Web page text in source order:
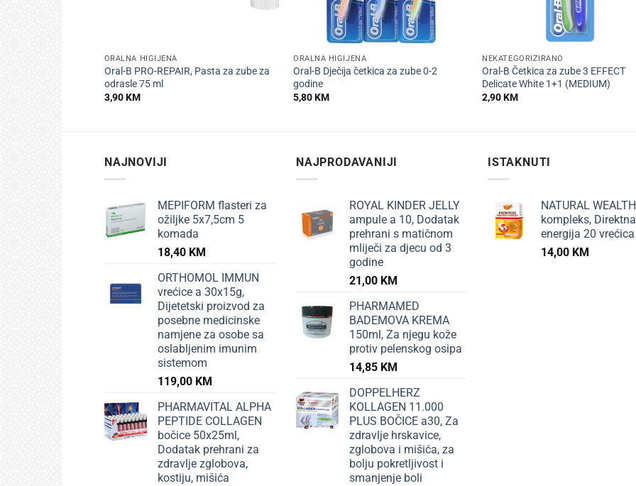
ORALNA HIGIJENA
Oral-B PRO-REPAIR, Pasta za zube za
odrasle 75 ml
3,90KM
ORALNA HIGIJENA
Oral-B Dječija četkica za zube 0-2
godine
5,80KM
NEKATEGORIZIRANO
Oral-B Četkica za zube 3 EFFECT
Delicate White 1+1 (MEDIUM)
2,90KM
NAJNOVIJI
MEPIFORM flasteri za
ožiljke 5x7,5cm 5
komada
18,40 KM
ORTHOMOL IMMUN
vrećice a 30x15g,
Dijetetski proizvod za
posebne medicinske
namjene za osobe sa
oslabljenim imunim
sistemom
119,00 KM
PHARMAVITAL ALPHA
PEPTIDE COLLAGEN
bočice 50x25ml,
Dodatak prehrani za
zdravlje zglobova,
kostiju, mišića
NAJPRODAVANIJI
ROYAL KINDER JELLY
ampule a 10, Dodatak
prehrani s matičnom
mliječi za djecu od 3
godine
21,00 KM
PHARMAMED
BADEMOVA KREMA
150ml, Za njegu kože
protiv pelenskog osipa
14,85 KM
DOPPELHERZ
KOLLAGEN 11.000
PLUS BOČICE a30, Za
zdravlje hrskavice,
zglobova i mišića, za
bolju pokretljivost i
smanjenje boli
ISTAKNUTI
NATURAL
kompleks, Direktna
energija 20 vrećica
14,00 KM